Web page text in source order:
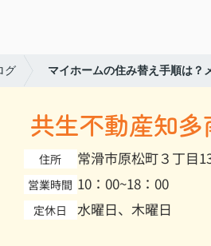
グ マイホームの住み替え手順は？
共生不動産知
住所 常滑市原松町３丁目
営業時間 10：00~18：00
定休日 水曜日、木曜日